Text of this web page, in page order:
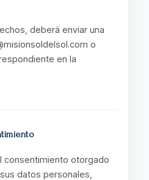
deberá enviar una
o
en la
consentimiento otorgado
datos personales,